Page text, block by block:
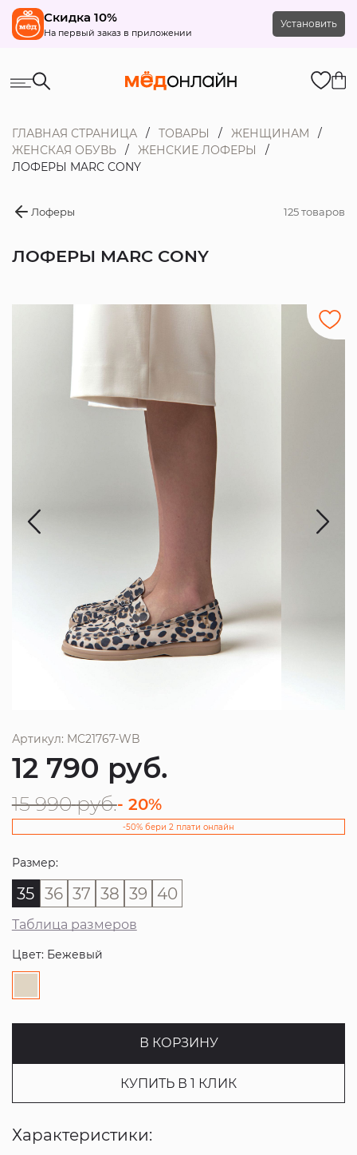
Скидка 10%
На первый заказ в приложении
Установить
ГЛАВНАЯ СТРАНИЦА ТОВАРЫ
ЖЕНЩИНАМ
ЖЕНСКАЯ ОБУВЬ
ЖЕНСКИЕ ЛОФЕРЫ
ЛОФЕРЫ MARC CONY
Лоферы 125 товаров
ЛОФЕРЫ MARC CONY
Артикул: MC21767-WB
12 790 руб.
15 990 руб.- 20%
-50% бери 2 плати онлайн
Размер:
35 36 37 38 39 40
Таблица размеров
Цвет: Бежевый
В КОРЗИНУ
КУПИТЬ В 1 КЛИК
Характеристики: